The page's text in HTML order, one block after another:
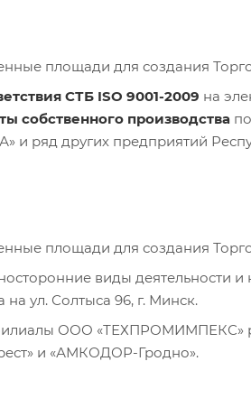
площади для создания
СТБ ISO 9001-2009 на
собственного производства
и ряд других предприятий
площади для создания
виды
ул. Солтыса 96, г. Минск.
ООО «ТЕХПРОМИМПЕКС»
и «АМКОДОР-Гродно».